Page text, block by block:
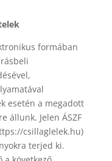
formában
esetén a megadott
állunk. Jelen ÁSZF
csillaglelek.hu)
terjed ki.